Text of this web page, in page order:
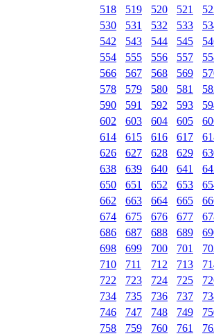
518
519 520 521
530
531 532 533
542
543 544 545
554
555 556 557
566
567 568 569
578
579 580 581
590
591 592 593
602
603 604 605
614
615 616 617
626
627 628 629
638
639 640 641
650
651 652 653
662
663 664 665
674
675 676 677
686
687 688 689
698
699 700 701
710
711 712 713
722
723 724 725
734
735 736 737
746
747 748 749
758
759 760 761